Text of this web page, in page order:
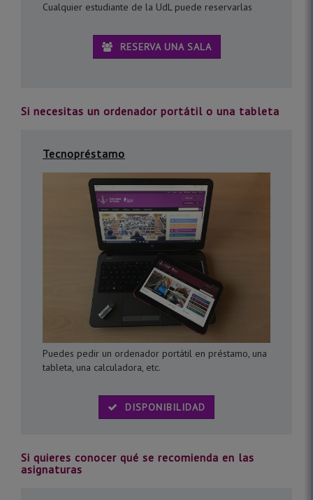
Cualquier estudiante de la UdL puede reservarlas
RESERVA UNA SALA
Si necesitas un ordenador portátil o una tableta
Tecnopréstamo
Puedes pedir un ordenador portátil en préstamo, una
tableta, una calculadora, etc.
DISPONIBILIDAD
Si quieres conocer qué se recomienda en las
asignaturas